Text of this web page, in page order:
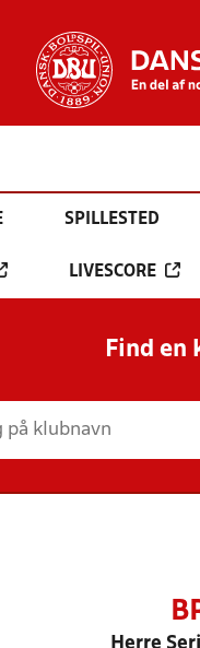
SPILLESTED
LIVESCORE
Find en
Herre